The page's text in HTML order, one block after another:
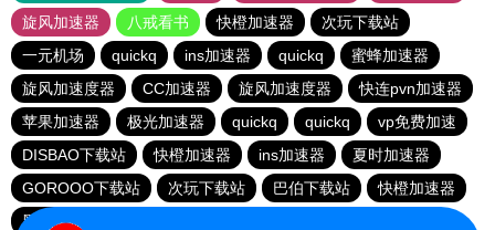
旋风加速器
八戒看书 快橙加速器
次玩下载站
一元机场
quickq ins加速器 quickq
蜜蜂加速器
旋风加速度器
CC加速器 旋风加速度器
快连pvn加速器
苹果加速器
极光加速器 quickq quickq
vp免费加速
DISBAO下载站
快橙加速器 ins加速器
夏时加速器
GOROOO下载站
次玩下载站 巴伯下载站
快橙加速器
黑洞加速官网